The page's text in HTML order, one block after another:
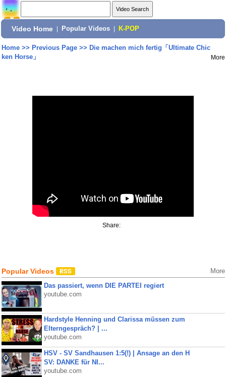
Video Home Popular Videos K-POP
Home>> Previous Page>> Die machen mich fertig「Ultimate Chic
ken Horse」
More
Share:
Popular Videos More
Das passiert, wenn DIE PARTEI regiert
youtube.com
Hardstyle Henning und Clarissa müssen zum
Elterngespräch? | ...
youtube.com
HSV - SV Sandhausen 1:5(!) | Ansage an den H
SV: DANKE für NI...
youtube.com